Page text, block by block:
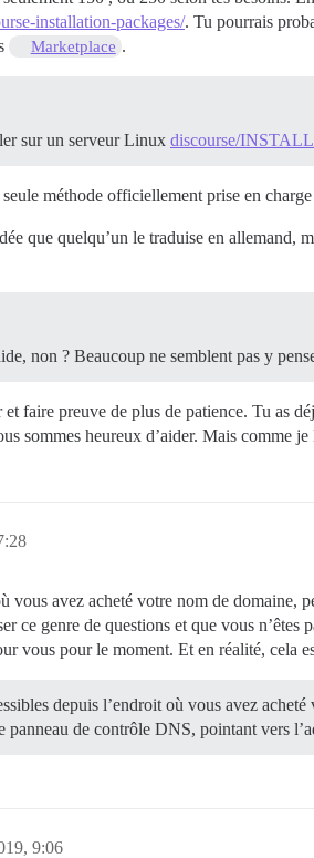
installation-packages/. Tu pourrais
Marketplace .
sur un serveur Linux discourse/
méthode officiellement prise en
que quelqu’un le traduise en
non ? Beaucoup ne semblent pas y
faire preuve de plus de patience. Tu as
sommes heureux d’aider. Mais comme
vous avez acheté votre nom de
ce genre de questions et que vous
vous pour le moment. Et en réalité, cela
depuis l’endroit où vous avez
panneau de contrôle DNS, pointant vers
9:06